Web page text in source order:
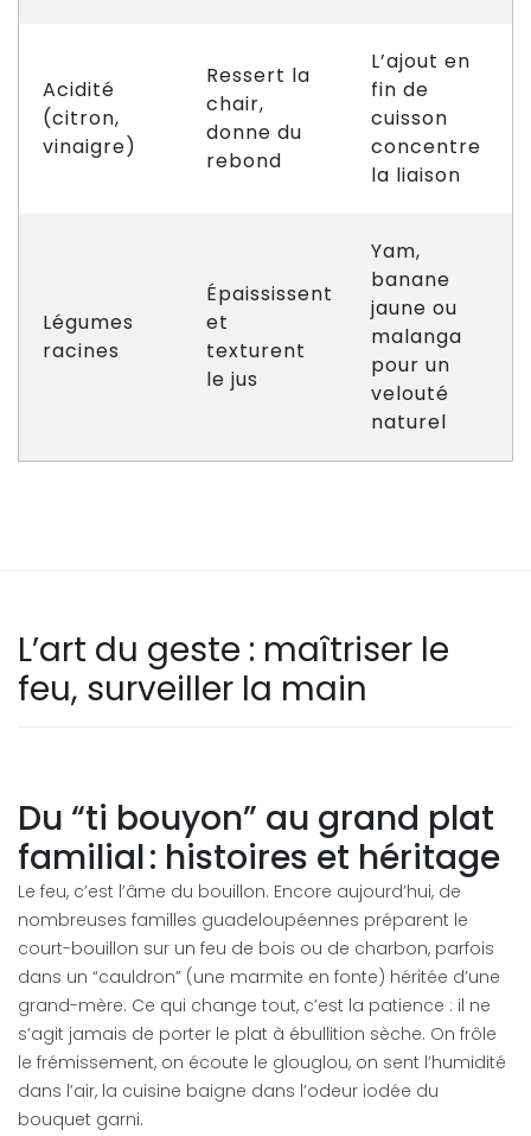
Acidité
(citron,
vinaigre)
Ressert la
chair,
donne du
rebond
L’ajout en
fin de
cuisson
concentre
la liaison
Légumes
racines
Épaississent
et
texturent
le jus
Yam,
banane
jaune ou
malanga
pour un
velouté
naturel
L’art du geste : maîtriser le
feu, surveiller la main
Du “ti bouyon” au grand plat
familial : histoires et héritage
Le feu, c’est l’âme du bouillon. Encore aujourd’hui, de
nombreuses familles guadeloupéennes préparent le
court-bouillon sur un feu de bois ou de charbon, parfois
dans un “cauldron” (une marmite en fonte) héritée d’une
grand-mère. Ce qui change tout, c’est la patience : il ne
s’agit jamais de porter le plat à ébullition sèche. On frôle
le frémissement, on écoute le glouglou, on sent l’humidité
dans l’air, la cuisine baigne dans l’odeur iodée du
bouquet garni.